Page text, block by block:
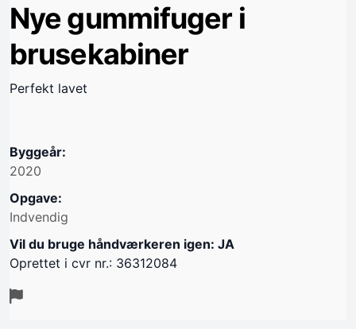
Nye gummifuger i
brusekabiner
Perfekt lavet
Byggeår:
2020
Opgave:
Indvendig
Vil du bruge håndværkeren igen: JA
Oprettet i cvr nr.: 36312084